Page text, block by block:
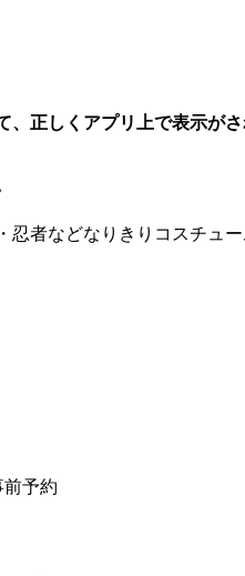
正しくアプリ上で表示がさ
忍者などなりきりコスチュ
前予約